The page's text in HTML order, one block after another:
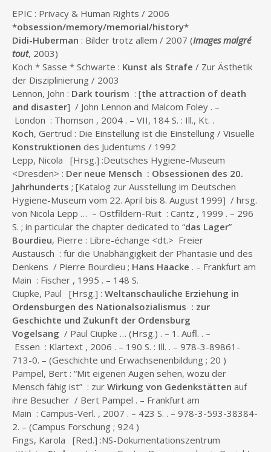
EPIC : Privacy & Human Rights / 2006
*obsession/memory/memorial/history*
Didi-Huberman : Bilder trotz allem / 2007 (Images malgré
tout, 2003)
Koch * Sasse * Schwarte : Kunst als Strafe / Zur Ästhetik
der Disziplinierung / 2003
Lennon, John : Dark tourism : [the attraction of death
and disaster] / John Lennon and Malcom Foley . –
London : Thomson , 2004 . – VII, 184 S. : Ill., Kt. .
Koch, Gertrud : Die Einstellung ist die Einstellung / Visuelle
Konstruktionen des Judentums / 1992
Lepp, Nicola [Hrsg.] :Deutsches Hygiene-Museum
<Dresden> : Der neue Mensch : Obsessionen des 20.
Jahrhunderts ; [Katalog zur Ausstellung im Deutschen
Hygiene-Museum vom 22. April bis 8. August 1999] / hrsg.
von Nicola Lepp … – Ostfildern-Ruit : Cantz , 1999 . – 296
S. ; in particular the chapter dedicated to “das Lager”
Bourdieu, Pierre : Libre-échange <dt.> Freier
Austausch : für die Unabhängigkeit der Phantasie und des
Denkens / Pierre Bourdieu ; Hans Haacke . – Frankfurt am
Main : Fischer , 1995 . – 148 S.
Ciupke, Paul [Hrsg.] : Weltanschauliche Erziehung in
Ordensburgen des Nationalsozialismus : zur
Geschichte und Zukunft der Ordensburg
Vogelsang / Paul Ciupke … (Hrsg.) . – 1. Aufl. . –
Essen : Klartext , 2006 . – 190 S. : Ill. . – 978-3-89861-
713-0. – (Geschichte und Erwachsenenbildung ; 20 )
Pampel, Bert : “Mit eigenen Augen sehen, wozu der
Mensch fähig ist” : zur Wirkung von Gedenkstätten auf
ihre Besucher / Bert Pampel . – Frankfurt am
Main : Campus-Verl. , 2007 . – 423 S. . – 978-3-593-38384-
2. – (Campus Forschung ; 924 )
Fings, Karola [Red.] :NS-Dokumentationszentrum